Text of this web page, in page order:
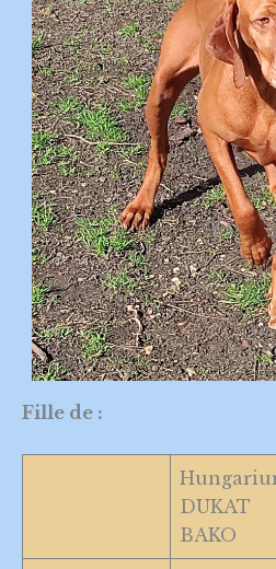
Fille de :
DUKAT
BAKO